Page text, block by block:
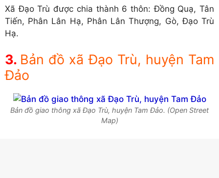
Xã Đạo Trù được chia thành 6 thôn: Đồng Quạ, Tân
Tiến, Phân Lân Hạ, Phân Lân Thượng, Gò, Đạo Trù
Hạ.
Bản đồ xã Đạo Trù, huyện Tam
Đảo
Bản đồ giao thông xã Đạo Trù, huyện Tam Đảo. (Open Street
Map)